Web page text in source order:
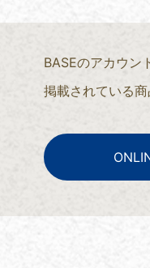
BASEのアカウン
掲載されている